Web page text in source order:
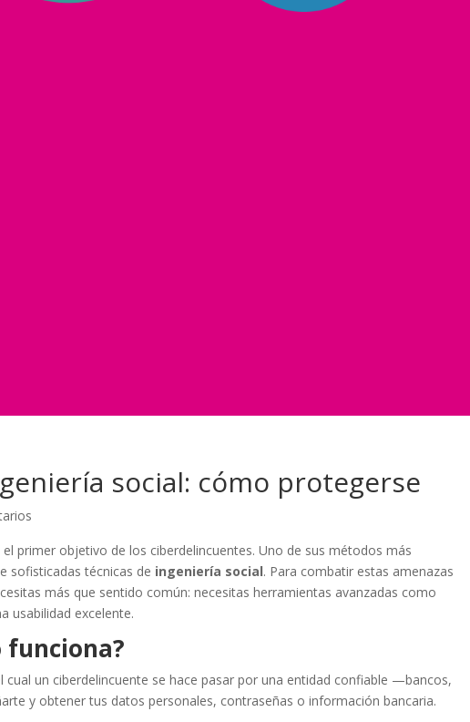
social: cómo protegerse
primer objetivo de los ciberdelincuentes. Uno de sus métodos más
sofisticadas técnicas de ingeniería social. Para combatir estas amenazas
más que sentido común: necesitas herramientas avanzadas como
usabilidad excelente.
funciona?
un ciberdelincuente se hace pasar por una entidad confiable —bancos,
y obtener tus datos personales, contraseñas o información bancaria.